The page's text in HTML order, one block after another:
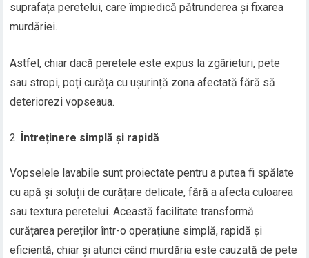
suprafața peretelui, care împiedică pătrunderea și fixarea
murdăriei.
Astfel, chiar dacă peretele este expus la zgârieturi, pete
sau stropi, poți curăța cu ușurință zona afectată fără să
deteriorezi vopseaua.
Întreținere simplă și rapidă
Vopselele lavabile sunt proiectate pentru a putea fi spălate
cu apă și soluții de curățare delicate, fără a afecta culoarea
sau textura peretelui. Această facilitate transformă
curățarea pereților într-o operațiune simplă, rapidă și
eficientă, chiar și atunci când murdăria este cauzată de pete